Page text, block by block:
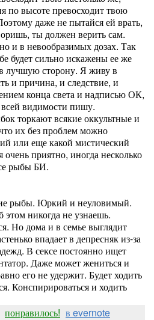
по высоте превосходит твою
даже не пытайся ей врать,
ты должен верить сам.
и в невообразимых дозах. Так
будет сильно искажены ее же
лучшую сторону. Я живу в
и причина, и следствие, и
конца света и надписью ОК,
видимости пишу.
торкают всякие оккультные и
их без проблем можно
или еще какой мистический
очень приятно, иногда несколько
рыбы БИ.
рыбы. Юркий и неуловимый.
никогда не узнаешь.
Но дома и в семье выглядит
впадает в депресняк из-за
В сексе постоянно ищет
Даже может жениться и
его не удержит. Будет ходить
Конспирироваться и ходить
понравилось! в evernote